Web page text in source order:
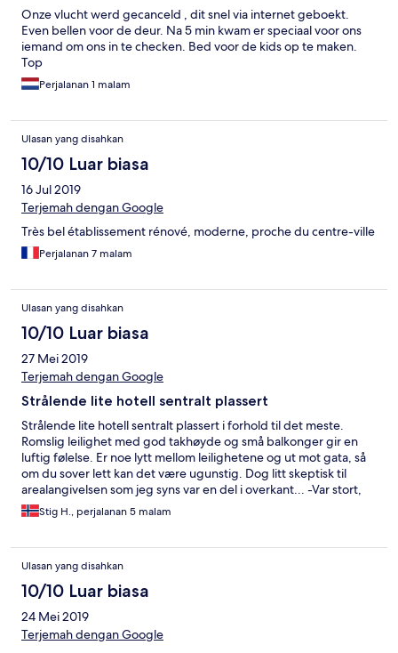
Onze vlucht werd gecanceld , dit snel via internet geboekt.
Even bellen voor de deur. Na 5 min kwam er speciaal voor ons
iemand om ons in te checken. Bed voor de kids op te maken.
Top
Perjalanan 1 malam
Ulasan yang disahkan
10/10 Luar biasa
16 Jul 2019
Terjemah dengan Google
Très bel établissement rénové, moderne, proche du centre-ville
Perjalanan 7 malam
Ulasan yang disahkan
10/10 Luar biasa
27 Mei 2019
Terjemah dengan Google
Strålende lite hotell sentralt plassert
Strålende lite hotell sentralt plassert i forhold til det meste.
Romslig leilighet med god takhøyde og små balkonger gir en
luftig følelse. Er noe lytt mellom leilighetene og ut mot gata, så
om du sover lett kan det være ugunstig. Dog litt skeptisk til
arealangivelsen som jeg syns var en del i overkant... -Var stort,
men neppe 90m², mer rundt 50-60 tipper jeg. Uansett plass
nok! Her er enkle kokemuligheter i form av koketopp og micro i
boblebadekar. og god dusj. Super housekeeping og renhold
hver dag. Eneste jeg kan komme på som var savnet var et stort
speil! Kun et speil i hele leiligheten og det er på badet.
Anbefales varmt, vi har allerede booket oss inn her på nytt!
Stig H., perjalanan 5 malam
Ulasan yang disahkan
10/10 Luar biasa
24 Mei 2019
Terjemah dengan Google